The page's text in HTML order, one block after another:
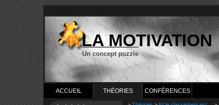
LA MOTIVATION
Un concept puzzle
ACCUEIL THÉORIES CONFÉRENCES